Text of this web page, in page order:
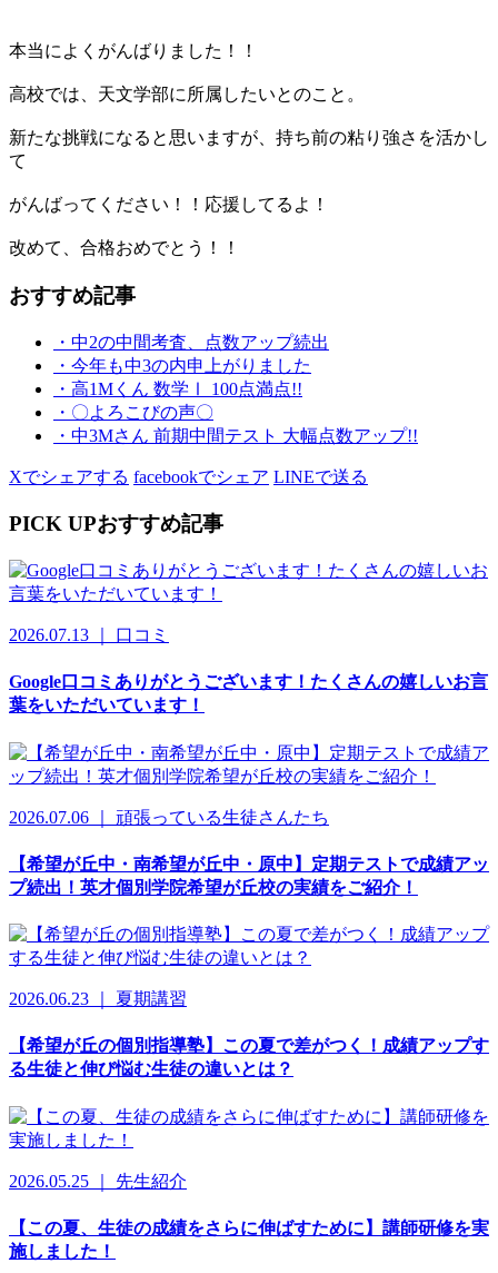
本当によくがんばりました！！
高校では、天文学部に所属したいとのこと。
新たな挑戦になると思いますが、持ち前の粘り強さを活かし
て
がんばってください！！応援してるよ！
改めて、合格おめでとう！！
おすすめ記事
・中2の中間考査、点数アップ続出
・今年も中3の内申上がりました
・高1Mくん 数学Ⅰ 100点満点!!
・〇よろこびの声〇
・中3Mさん 前期中間テスト 大幅点数アップ!!
Xでシェアする facebookでシェア LINEで送る
PICK UPおすすめ記事
2026.07.13 ｜ 口コミ
Google口コミありがとうございます！たくさんの嬉しいお言
葉をいただいています！
2026.07.06 ｜ 頑張っている生徒さんたち
【希望が丘中・南希望が丘中・原中】定期テストで成績アッ
プ続出！英才個別学院希望が丘校の実績をご紹介！
2026.06.23 ｜ 夏期講習
【希望が丘の個別指導塾】この夏で差がつく！成績アップす
る生徒と伸び悩む生徒の違いとは？
2026.05.25 ｜ 先生紹介
【この夏、生徒の成績をさらに伸ばすために】講師研修を実
施しました！